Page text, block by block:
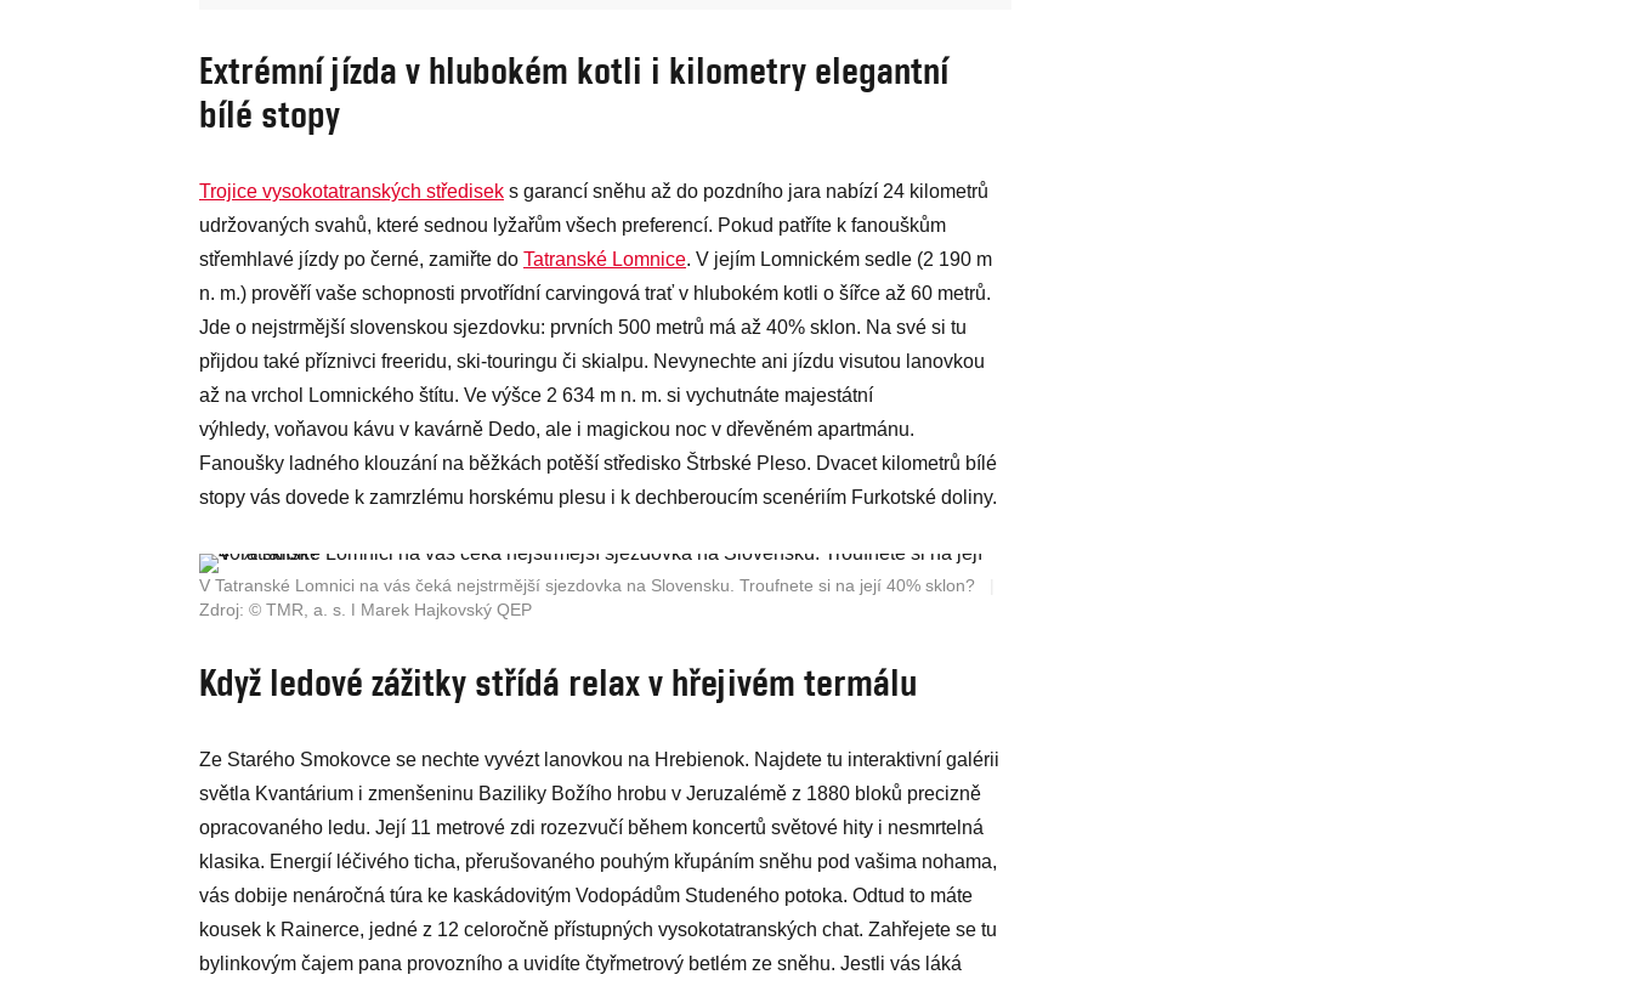
Extrémní jízda v hlubokém kotli i kilometry elegantní
bílé stopy
Trojice vysokotatranských středisek s garancí sněhu až do pozdního jara nabízí 24 kilometrů
udržovaných svahů, které sednou lyžařům všech preferencí. Pokud patříte k fanouškům
střemhlavé jízdy po černé, zamiřte do Tatranské Lomnice. V jejím Lomnickém sedle (2 190 m
n. m.) prověří vaše schopnosti prvotřídní carvingová trať v hlubokém kotli o šířce až 60 metrů.
Jde o nejstrmější slovenskou sjezdovku: prvních 500 metrů má až 40% sklon. Na své si tu
přijdou také příznivci freeridu, ski-touringu či skialpu. Nevynechte ani jízdu visutou lanovkou
až na vrchol Lomnického štítu. Ve výšce 2 634 m n. m. si vychutnáte majestátní
výhledy, voňavou kávu v kavárně Dedo, ale i magickou noc v dřevěném apartmánu.
Fanoušky ladného klouzání na běžkách potěší středisko Štrbské Pleso. Dvacet kilometrů bílé
stopy vás dovede k zamrzlému horskému plesu i k dechberoucím scenériím Furkotské doliny.
V Tatranské Lomnici na vás čeká nejstrmější sjezdovka na Slovensku. Troufnete si na její 40% sklon?
Zdroj: © TMR, a. s. ǀ Marek Hajkovský QEP
Když ledové zážitky střídá relax v hřejivém termálu
Ze Starého Smokovce se nechte vyvézt lanovkou na Hrebienok. Najdete tu interaktivní galérii
světla Kvantárium i zmenšeninu Baziliky Božího hrobu v Jeruzalémě z 1880 bloků precizně
opracovaného ledu. Její 11 metrové zdi rozezvučí během koncertů světové hity i nesmrtelná
klasika. Energií léčivého ticha, přerušovaného pouhým křupáním sněhu pod vašima nohama,
vás dobije nenáročná túra ke kaskádovitým Vodopádům Studeného potoka. Odtud to máte
kousek k Rainerce, jedné z 12 celoročně přístupných vysokotatranských chat. Zahřejete se tu
bylinkovým čajem pana provozního a uvidíte čtyřmetrový betlém ze sněhu. Jestli vás láká